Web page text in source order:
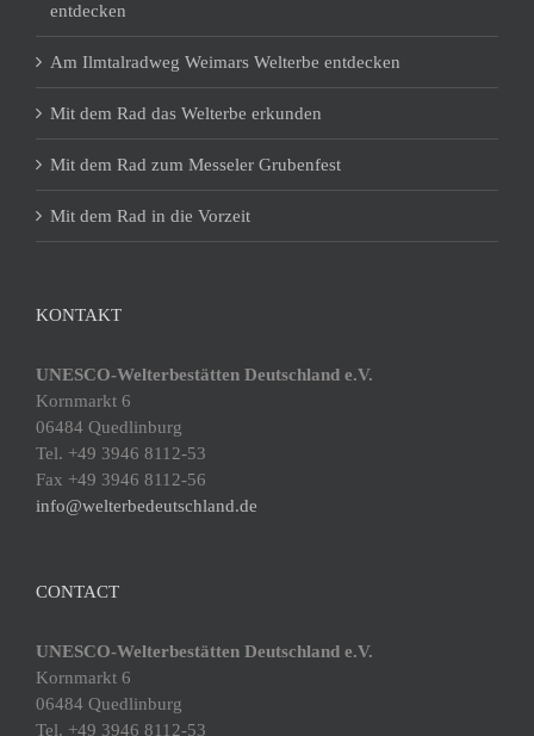
entdecken
Am Ilmtalradweg Weimars Welterbe entdecken
Mit dem Rad das Welterbe erkunden
Mit dem Rad zum Messeler Grubenfest
Mit dem Rad in die Vorzeit
KONTAKT
UNESCO-Welterbestätten Deutschland e.V.
Kornmarkt 6
06484 Quedlinburg
Tel. +49 3946 8112-53
Fax +49 3946 8112-56
info@welterbedeutschland.de
CONTACT
UNESCO-Welterbestätten Deutschland e.V.
Kornmarkt 6
06484 Quedlinburg
Tel. +49 3946 8112-53